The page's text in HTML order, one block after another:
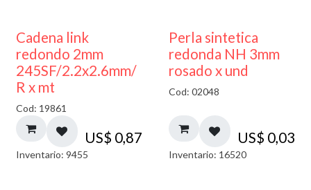
Cadena link
redondo 2mm
245SF/2.2x2.6mm/
R x mt
Cod: 19861
US$ 0,87
Inventario: 9455
Perla sintetica
redonda NH 3mm
rosado x und
Cod: 02048
US$ 0,03
Inventario: 16520